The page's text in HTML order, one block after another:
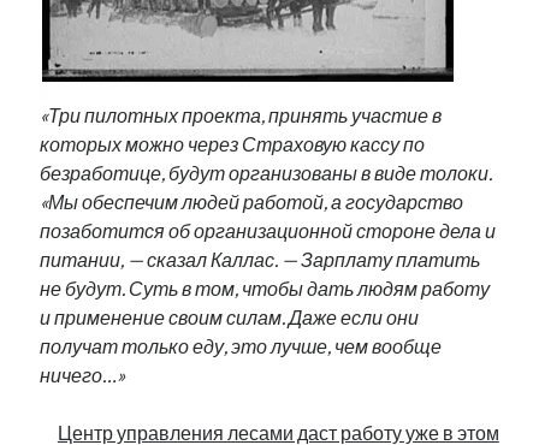
Фотографии
Экономика
Эстония и Россия
Метки
radio narva takinada андрус ансип
ансиппиада безработица видео война
в поисках здравого смысла выборы высказывание
евросоюз интервью
«Три пилотных проекта, принять участие в
которых можно через Страховую кассу по
безработице, будут организованы в виде толоки.
«Мы обеспечим людей работой, а государство
позаботится об организационной стороне дела и
питании, — сказал Каллас. — Зарплату платить
не будут. Суть в том, чтобы дать людям работу
и применение своим силам. Даже если они
получат только еду, это лучше, чем вообще
ничего…»
Центр управления лесами даст работу уже в этом